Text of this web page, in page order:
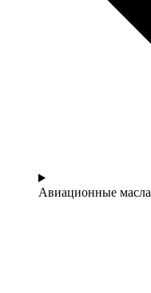
Авиационные масла